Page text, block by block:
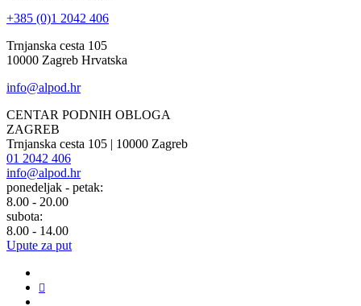
+385 (0)1 2042 406
Trnjanska cesta 105
10000 Zagreb Hrvatska
info@alpod.hr
CENTAR PODNIH OBLOGA
ZAGREB
Trnjanska cesta 105 | 10000 Zagreb
01 2042 406
info@alpod.hr
ponedeljak - petak:
8.00 - 20.00
subota:
8.00 - 14.00
Upute za put